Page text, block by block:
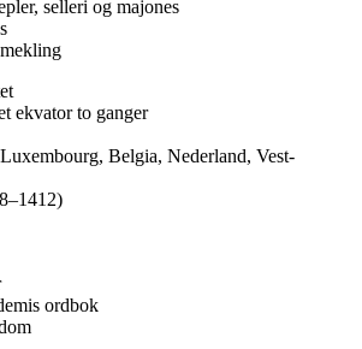
selleri og majones
ekvator to ganger
Belgia, Nederland, Vest-
ordbok